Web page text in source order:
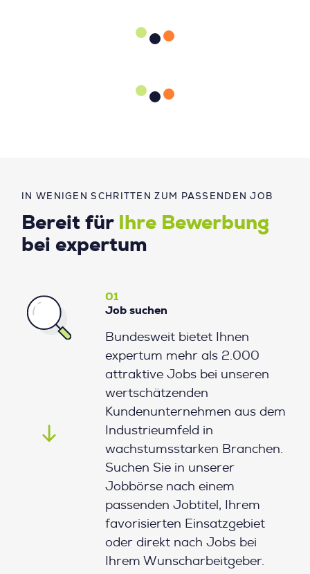
IN WENIGEN SCHRITTEN ZUM PASSENDEN JOB
Bereit für
Ihre Bewerbung
bei expertum
01
Job suchen
Bundesweit bietet Ihnen
expertum mehr als 2.000
attraktive Jobs bei unseren
wertschätzenden
Kundenunternehmen aus dem
Industrieumfeld in
wachstumsstarken Branchen.
Suchen Sie in unserer
Jobbörse nach einem
passenden Jobtitel, Ihrem
favorisierten Einsatzgebiet
oder direkt nach Jobs bei
Ihrem Wunscharbeitgeber.